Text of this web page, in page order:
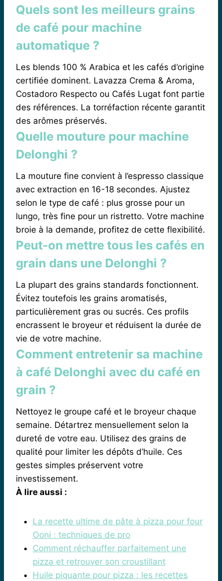
Quels sont les meilleurs grains
de café pour machine
automatique ?
Les blends 100 % Arabica et les cafés d’origine
certifiée dominent. Lavazza Crema & Aroma,
Costadoro Respecto ou Cafés Lugat font partie
des références. La torréfaction récente garantit
des arômes préservés.
Quelle mouture pour machine
Delonghi ?
La mouture fine convient à l’espresso classique
avec extraction en 16-18 secondes. Ajustez
selon le type de café : plus grosse pour un
lungo, très fine pour un ristretto. Votre machine
broie à la demande, profitez de cette flexibilité.
Peut-on mettre tous les cafés en
grain dans une Delonghi ?
La plupart des grains standards fonctionnent.
Évitez toutefois les grains aromatisés,
particulièrement gras ou sucrés. Ces profils
encrassent le broyeur et réduisent la durée de
vie de votre machine.
Comment entretenir sa machine
à café Delonghi avec du café en
grain ?
Nettoyez le groupe café et le broyeur chaque
semaine. Détartrez mensuellement selon la
dureté de votre eau. Utilisez des grains de
qualité pour limiter les dépôts d’huile. Ces
gestes simples préservent votre
investissement.
À lire aussi :
La recette ultime de pâte à pizza pour four
Ooni : techniques de pro
Comment réchauffer parfaitement une
pizza et retrouver son croustillant
Huile piquante pour pizza : les recettes